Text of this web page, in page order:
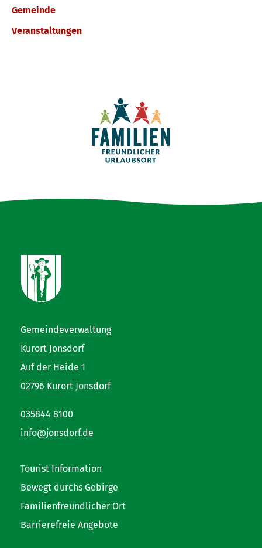
Gemeinde
Veranstaltungen
Gemeindeverwaltung
Kurort Jonsdorf
Auf der Heide 1
02796 Kurort Jonsdorf
035844 8100
info@jonsdorf.de
Tourist Information
Bewegt durchs Gebirge
Familienfreundlicher Ort
Barrierefreie Angebote